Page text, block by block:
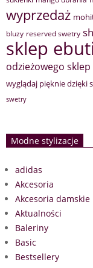
wyprzedaż
bluzy reserved swetry
sklep
odzieżowego sklep
wyglądaj pięknie dzięki
swetry
Modne stylizacje
adidas
Akcesoria
Akcesoria damskie
Aktualności
Baleriny
Basic
Bestsellery